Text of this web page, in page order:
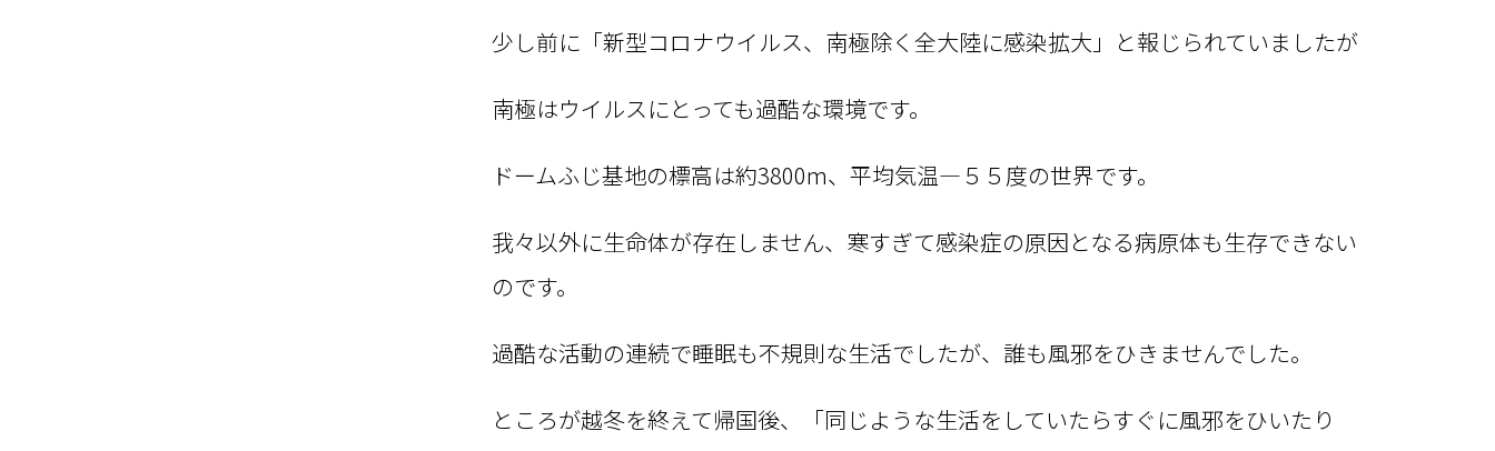
少し前に「新型コロナウイルス、南極除く全大陸に感染拡大」と報じられていましたが
南極はウイルスにとっても過酷な環境です。
ドームふじ基地の標高は約3800m、平均気温―５５度の世界です。
我々以外に生命体が存在しません、寒すぎて感染症の原因となる病原体も生存できない
のです。
過酷な活動の連続で睡眠も不規則な生活でしたが、誰も風邪をひきませんでした。
ところが越冬を終えて帰国後、「同じような生活をしていたらすぐに風邪をひいたり